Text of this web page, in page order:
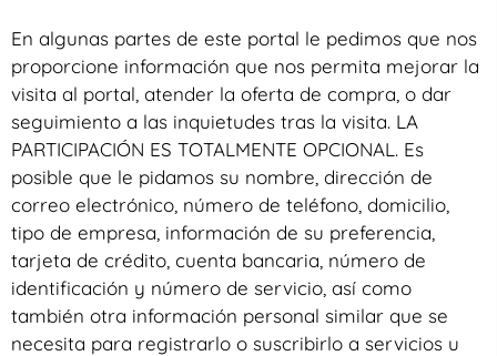
En algunas partes de este portal le pedimos que nos
proporcione información que nos permita mejorar la
visita al portal, atender la oferta de compra, o dar
seguimiento a las inquietudes tras la visita. LA
PARTICIPACIÓN ES TOTALMENTE OPCIONAL. Es
posible que le pidamos su nombre, dirección de
correo electrónico, número de teléfono, domicilio,
tipo de empresa, información de su preferencia,
tarjeta de crédito, cuenta bancaria, número de
identificación y número de servicio, así como
también otra información personal similar que se
necesita para registrarlo o suscribirlo a servicios u